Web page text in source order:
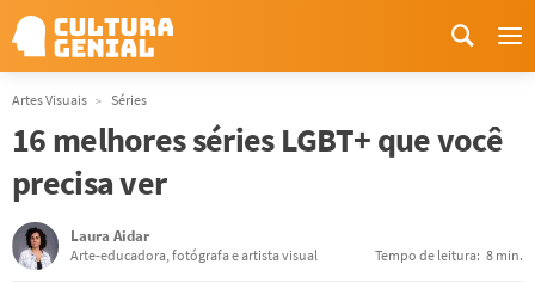
Artes Visuais Séries
16 melhores séries LGBT+ que você
precisa ver
Laura Aidar
Arte-educadora, fotógrafa e artista visual Tempo de leitura: 8 min.